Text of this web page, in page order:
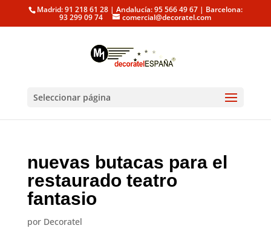
Madrid: 91 218 61 28 | Andalucía: 95 566 49 67 | Barcelona:
93 299 09 74 comercial@decoratel.com
Seleccionar página
nuevas butacas para el
restaurado teatro
fantasio
por Decoratel